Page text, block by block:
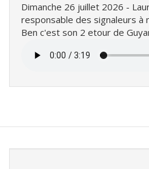
Dimanche 26 juillet 2026 -
responsable des signaleurs à
Ben c'est son 2 etour de
audio